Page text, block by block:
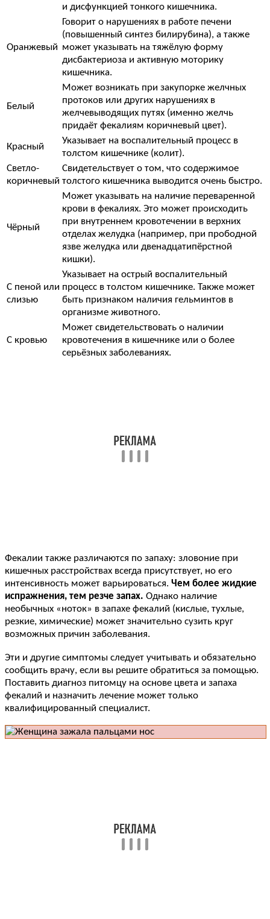
и дисфункцией тонкого кишечника.
Оранжевый
Говорит о нарушениях в работе печени
(повышенный синтез билирубина), а также
может указывать на тяжёлую форму
дисбактериоза и активную моторику
кишечника.
Белый
Может возникать при закупорке желчных
протоков или других нарушениях в
желчевыводящих путях (именно желчь
придаёт фекалиям коричневый цвет).
Красный
Указывает на воспалительный процесс в
толстом кишечнике (колит).
Светло-
коричневый
Свидетельствует о том, что содержимое
толстого кишечника выводится очень быстро.
Чёрный
Может указывать на наличие переваренной
крови в фекалиях. Это может происходить
при внутреннем кровотечении в верхних
отделах желудка (например, при прободной
язве желудка или двенадцатипёрстной
кишки).
С пеной или
слизью
Указывает на острый воспалительный
процесс в толстом кишечнике. Также может
быть признаком наличия гельминтов в
организме животного.
С кровью
Может свидетельствовать о наличии
кровотечения в кишечнике или о более
серьёзных заболеваниях.
Фекалии также различаются по запаху: зловоние при
кишечных расстройствах всегда присутствует, но его
интенсивность может варьироваться. Чем более жидкие
испражнения, тем резче запах. Однако наличие
необычных «ноток» в запахе фекалий (кислые, тухлые,
резкие, химические) может значительно сузить круг
возможных причин заболевания.
Эти и другие симптомы следует учитывать и обязательно
сообщить врачу, если вы решите обратиться за помощью.
Поставить диагноз питомцу на основе цвета и запаха
фекалий и назначить лечение может только
квалифицированный специалист.